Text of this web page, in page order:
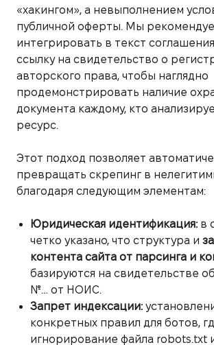
«хакингом», а невыполнением
публичной оферты. Мы
интегрировать в текст
ссылку на свидетельство о
авторского права, чтобы наглядно
продемонстрировать наличие
документа каждому, кто
ресурс.
Этот подход позволяет
превращать скрепинг в
благодаря следующим элементам:
Юридическая идентификация:в
четко указано, что структура и
контента сайта от парсинга и
базируются на свидетельстве
№… от НОИС.
Запрет индексации:
конкретных правил для ботов,
игнорирование файла robots.txt